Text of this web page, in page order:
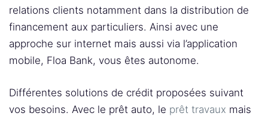
relations clients notamment dans la distribution de
financement aux particuliers. Ainsi avec une
approche sur internet mais aussi via l’application
mobile, Floa Bank, vous êtes autonome.
Différentes solutions de crédit proposées suivant
vos besoins. Avec le prêt auto, le prêt travaux mais